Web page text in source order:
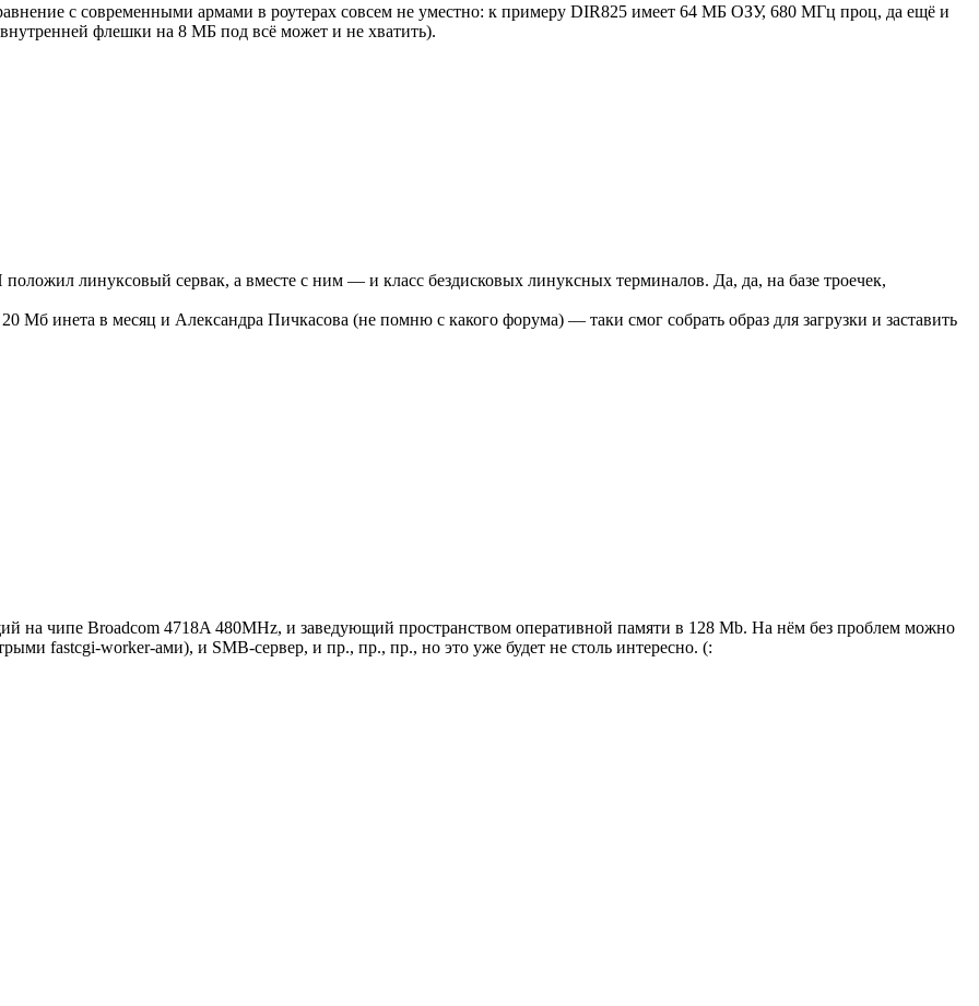
с современными армами в роутерах совсем не уместно: к примеру DIR825 имеет 64 МБ ОЗУ, 680 МГц проц, да ещё и
флешки на 8 МБ под всё может и не хватить).
линуксовый сервак, а вместе с ним — и класс бездисковых линуксных терминалов. Да, да, на базе троечек,
инета в месяц и Александра Пичкасова (не помню с какого форума) — таки смог собрать образ для загрузки и заставить
на чипе Broadcom 4718A 480MHz, и заведующий пространством оперативной памяти в 128 Mb. На нём без проблем можно
fastcgi-worker-ами), и SMB-сервер, и пр., пр., пр., но это уже будет не столь интересно. (: